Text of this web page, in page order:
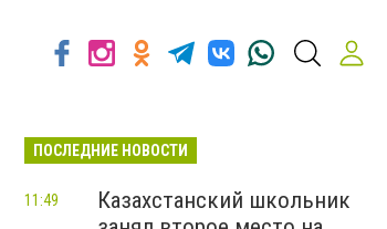
ПОСЛЕДНИЕ НОВОСТИ
Казахстанский школьник
11:49